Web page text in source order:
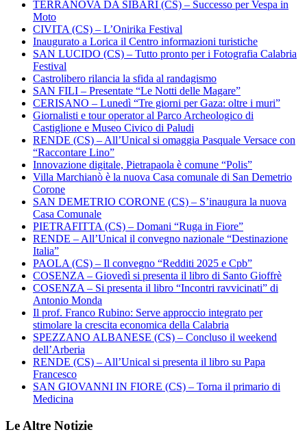
TERRANOVA DA SIBARI (CS) – Successo per Vespa in
Moto
CIVITA (CS) – L’Onirika Festival
Inaugurato a Lorica il Centro informazioni turistiche
SAN LUCIDO (CS) – Tutto pronto per i Fotografia Calabria
Festival
Castrolibero rilancia la sfida al randagismo
SAN FILI – Presentate “Le Notti delle Magare”
CERISANO – Lunedì “Tre giorni per Gaza: oltre i muri”
Giornalisti e tour operator al Parco Archeologico di
Castiglione e Museo Civico di Paludi
RENDE (CS) – All’Unical si omaggia Pasquale Versace con
“Raccontare Lino”
Innovazione digitale, Pietrapaola è comune “Polis”
Villa Marchianò è la nuova Casa comunale di San Demetrio
Corone
SAN DEMETRIO CORONE (CS) – S’inaugura la nuova
Casa Comunale
PIETRAFITTA (CS) – Domani “Ruga in Fiore”
RENDE – All’Unical il convegno nazionale “Destinazione
Italia”
PAOLA (CS) – Il convegno “Redditi 2025 e Cpb”
COSENZA – Giovedì si presenta il libro di Santo Gioffrè
COSENZA – Si presenta il libro “Incontri ravvicinati” di
Antonio Monda
Il prof. Franco Rubino: Serve approccio integrato per
stimolare la crescita economica della Calabria
SPEZZANO ALBANESE (CS) – Concluso il weekend
dell’Arberia
RENDE (CS) – All’Unical si presenta il libro su Papa
Francesco
SAN GIOVANNI IN FIORE (CS) – Torna il primario di
Medicina
Le Altre Notizie